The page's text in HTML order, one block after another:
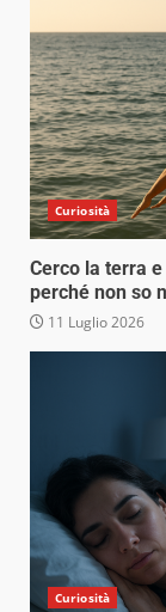
Curiosità
Cerco la terra
perché non so
11 Luglio 2026
Curiosità